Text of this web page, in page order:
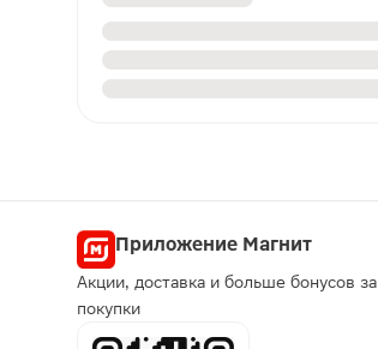
Приложение Магнит
Акции, доставка и больше бонусов за
покупки